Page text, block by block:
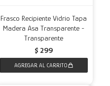
Frasco Recipiente Vidrio Tapa
Madera Asa Transparente -
Transparente
$ 299